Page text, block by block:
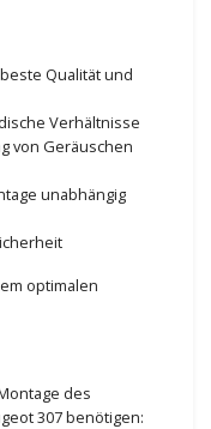
Qualität und
Verhältnisse
von Geräuschen
unabhängig
optimalen
des
307 benötigen: